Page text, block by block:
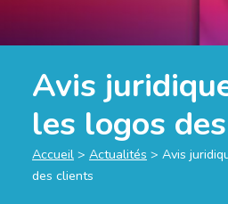
Avis
les logos
Accueil > Actualités > Avis
des clients